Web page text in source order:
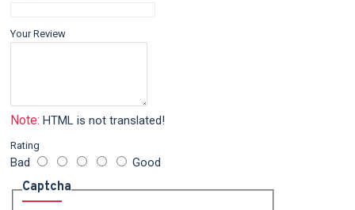
Your Review
Note: HTML is not translated!
Rating
Bad Good
Captcha